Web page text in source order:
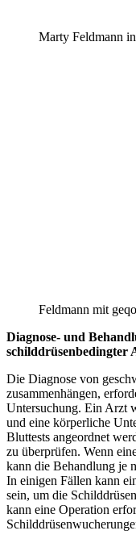
Marty Feldmann
Feldmann mit
Diagnose- und
schilddrüsenbedingter
Die Diagnose von
zusammenhängen,
Untersuchung. Ein Arzt
und eine körperliche
Bluttests angeordnet
zu überprüfen. Wenn
kann die Behandlung je
In einigen Fällen kann
sein, um die
kann eine Operation